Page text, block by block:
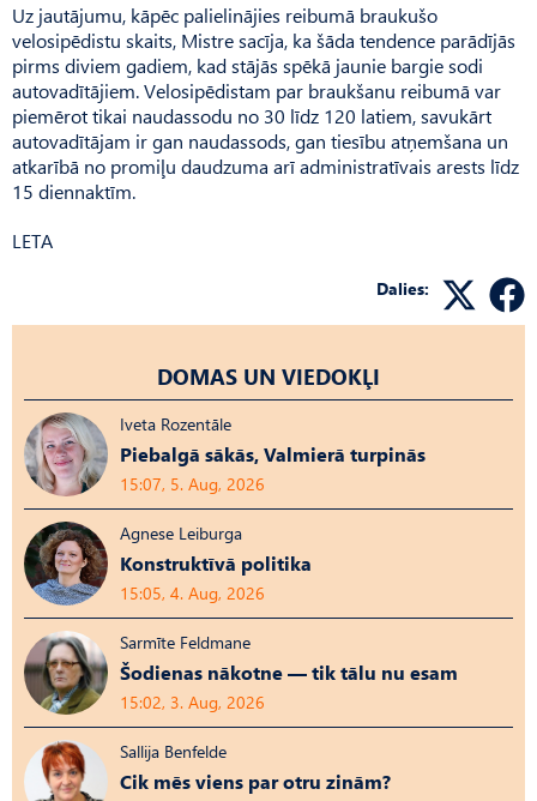
Uz jautājumu, kāpēc palielinājies reibumā braukušo
velosipēdistu skaits, Mistre sacīja, ka šāda tendence parādījās
pirms diviem gadiem, kad stājās spēkā jaunie bargie sodi
autovadītājiem. Velosipēdistam par braukšanu reibumā var
piemērot tikai naudassodu no 30 līdz 120 latiem, savukārt
autovadītājam ir gan naudassods, gan tiesību atņemšana un
atkarībā no promiļu daudzuma arī administratīvais arests līdz
15 diennaktīm.
LETA
Dalies:
DOMAS UN VIEDOKĻI
Iveta Rozentāle
Piebalgā sākās, Valmierā turpinās
15:07, 5. Aug, 2026
Agnese Leiburga
Konstruktīvā politika
15:05, 4. Aug, 2026
Sarmīte Feldmane
Šodienas nākotne — tik tālu nu esam
15:02, 3. Aug, 2026
Sallija Benfelde
Cik mēs viens par otru zinām?